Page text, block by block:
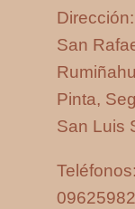
Dirección:
San
Pinta,
San Luis
Teléfonos: